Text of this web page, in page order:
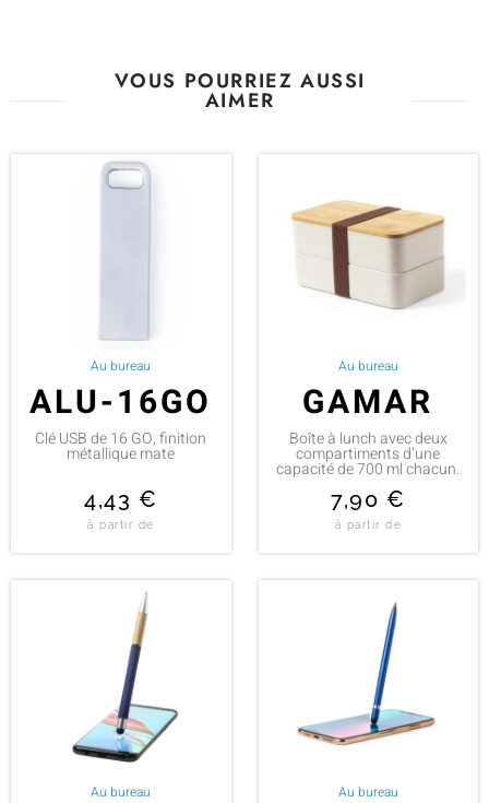
VOUS POURRIEZ AUSSI
AIMER
Au bureau
ALU-16GO
Clé USB de 16 GO, finition
métallique mate
4,43 €
à partir de
Au bureau
GAMAR
Boîte à lunch avec deux
compartiments d’une
capacité de 700 ml chacun.
7,90 €
à partir de
Au bureau Au bureau